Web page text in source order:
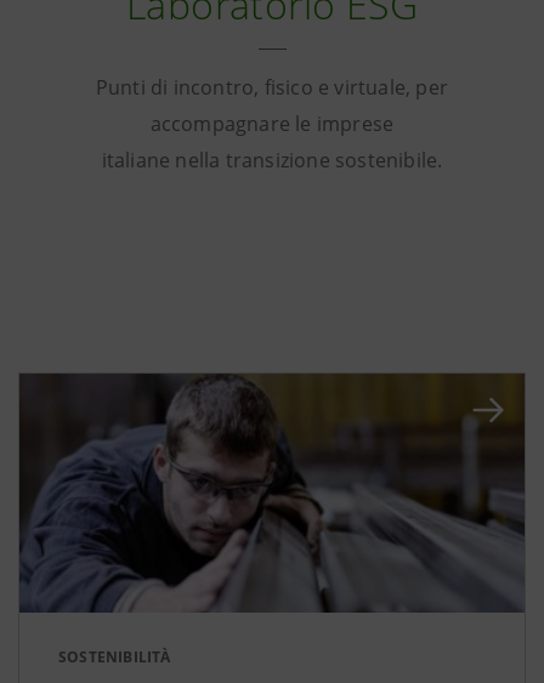
Punti di incontro, fisico e virtuale, per
accompagnare le imprese
italiane nella transizione sostenibile.
SOSTENIBILITÀ